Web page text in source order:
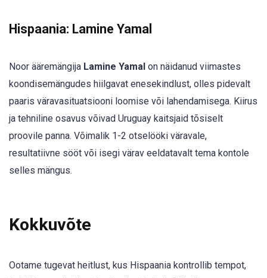
Hispaania: Lamine Yamal
Noor ääremängija Lamine Yamal on näidanud viimastes
koondisemängudes hiilgavat enesekindlust, olles pidevalt
paaris väravasituatsiooni loomise või lahendamisega. Kiirus
ja tehniline osavus võivad Uruguay kaitsjaid tõsiselt
proovile panna. Võimalik 1-2 otselööki väravale,
resultatiivne sööt või isegi värav eeldatavalt tema kontole
selles mängus.
Kokkuvõte
Ootame tugevat heitlust, kus Hispaania kontrollib tempot,